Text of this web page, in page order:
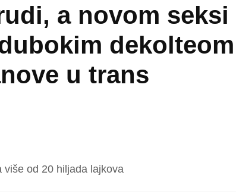
a novom seksi
dekolteom
u trans
više od 20 hiljada lajkova